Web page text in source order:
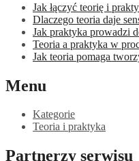
Jak łączyć teorię i
Dlaczego teoria daje
Jak praktyka prowadzi
Teoria a praktyka w
Jak teoria pomaga
Menu
Kategorie
Teoria i praktyka
Partnerzy serwisu